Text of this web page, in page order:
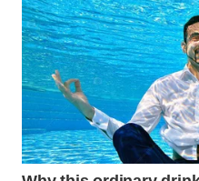
SIMALUNGUN
WN
LABUHANBATU
WN
TAPANULI
TENGAH